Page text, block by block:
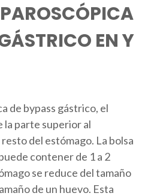
EN Y
de bypass gástrico, el
la parte superior al
del estómago. La bolsa
contener de 1 a 2
se reduce del tamaño
de un huevo. Esta